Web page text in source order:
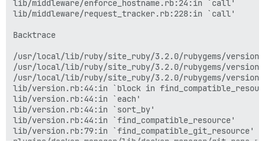
lib/middleware/enforce_hostname.rb:24:in `call'
lib/middleware/request_tracker.rb:228:in `call'
Backtrace
/usr/local/lib/ruby/site_ruby/3.2.0/rubygems/
/usr/local/lib/ruby/site_ruby/3.2.0/rubygems/
/usr/local/lib/ruby/site_ruby/3.2.0/rubygems/
lib/version.rb:44:in `block in
lib/version.rb:44:in `each'
lib/version.rb:44:in `sort_by'
lib/version.rb:44:in `find_compatible_resource'
lib/version.rb:79:in `find_compatible_git_resource'
plugins/docker_manager/lib/docker_manager/